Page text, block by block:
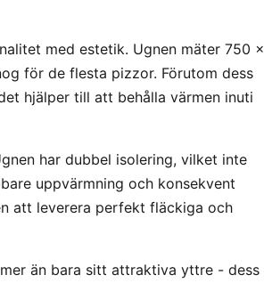
med estetik. Ugnen mäter 750 x
för de flesta pizzor. Förutom dess
hjälper till att behålla värmen inuti
har dubbel isolering, vilket inte
uppvärmning och konsekvent
att leverera perfekt fläckiga och
än bara sitt attraktiva yttre - dess